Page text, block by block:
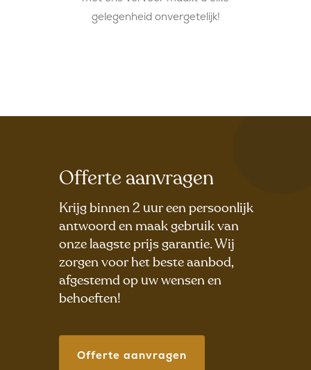
gelegenheid onvergetelijk!
Offerte aanvragen
Krijg binnen 2 uur een persoonlijk
antwoord en maak gebruik van
onze laagste prijs garantie. Wij
zorgen voor het beste aanbod,
afgestemd op uw wensen en
behoeften!
Offerte aanvragen